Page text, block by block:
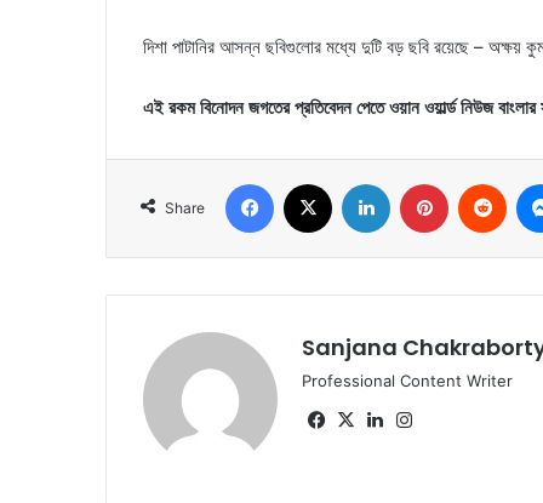
দিশা পাটানির আসন্ন ছবিগুলোর মধ্যে দুটি বড় ছবি রয়েছে – অক্ষয়
এই রকম বিনোদন জগতের প্রতিবেদন পেতে ওয়ান ওয়ার্ল্ড নিউজ
Share
Sanjana
Professional Content Writer
Fa
X
Lin